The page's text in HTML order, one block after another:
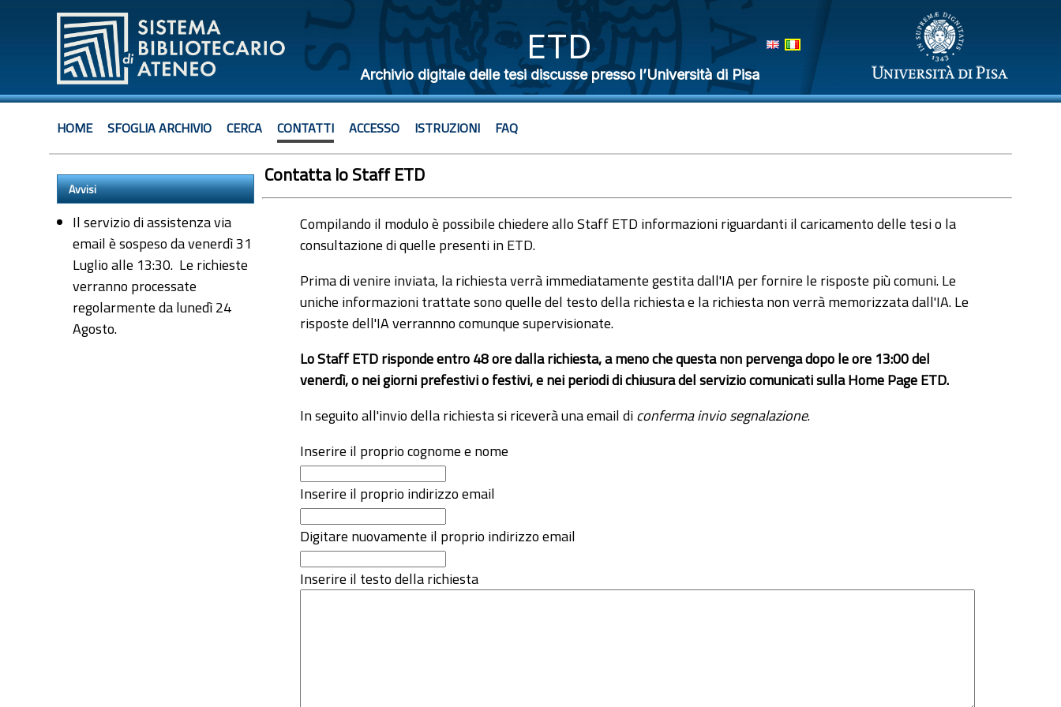
ETD
Archivio digitale delle tesi discusse presso l’Università di Pisa
HOME SFOGLIA ARCHIVIO CERCA CONTATTI ACCESSO ISTRUZIONI FAQ
Avvisi
Il servizio di assistenza via
email è sospeso da venerdì 31
Luglio alle 13:30. Le richieste
verranno processate
regolarmente da lunedì 24
Agosto.
Contatta lo Staff ETD
Compilando il modulo è possibile chiedere allo Staff ETD informazioni riguardanti il caricamento delle tesi o la
consultazione di quelle presenti in ETD.
Prima di venire inviata, la richiesta verrà immediatamente gestita dall'IA per fornire le risposte più comuni. Le
uniche informazioni trattate sono quelle del testo della richiesta e la richiesta non verrà memorizzata dall'IA. Le
risposte dell'IA verrannno comunque supervisionate.
Lo Staff ETD risponde entro 48 ore dalla richiesta, a meno che questa non pervenga dopo le ore 13:00 del
venerdì, o nei giorni prefestivi o festivi, e nei periodi di chiusura del servizio comunicati sulla Home Page ETD.
In seguito all'invio della richiesta si riceverà una email diconferma invio segnalazione.
Inserire il proprio cognome e nome
Inserire il proprio indirizzo email
Digitare nuovamente il proprio indirizzo email
Inserire il testo della richiesta